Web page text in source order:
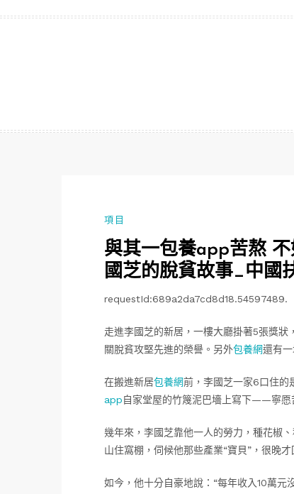
項目
與其一包養app苦熬
國芝的脫貧故事_中國
requestId:689a2da7cd8d18.54597489.
走進李國芝的新居，一樓大廳掛著5張獎狀
關脫貧攻堅先進的榮譽。另外包養網還有
在搬進新居包養網前，李國芝一家6口住的
app自家堂屋的竹篾泥巴墻上寫下——寧愿
幾年來，李國芝靠他一人的勞力，種花椒
山住窩棚，伺候他那些產業“寶貝”，很晚才
如今，他十分自豪地說：“每年收入10萬